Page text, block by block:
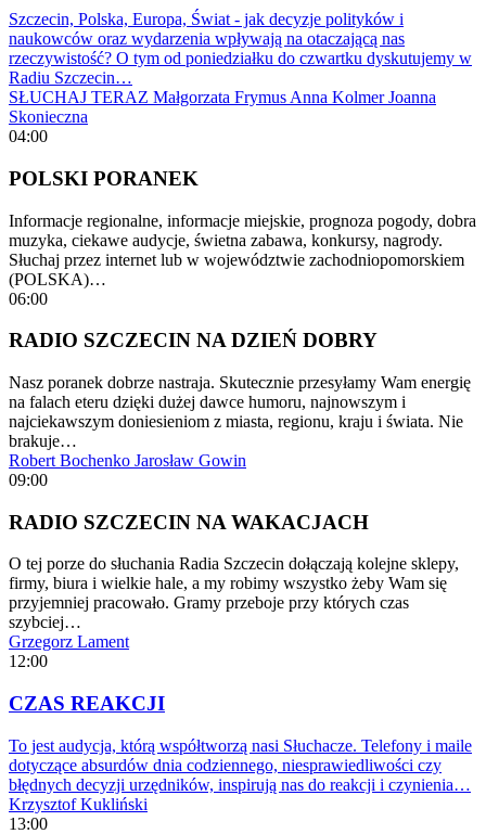
Szczecin, Polska, Europa, Świat - jak decyzje polityków i
naukowców oraz wydarzenia wpływają na otaczającą nas
rzeczywistość? O tym od poniedziałku do czwartku dyskutujemy w
Radiu Szczecin…
SŁUCHAJ TERAZ Małgorzata Frymus Anna Kolmer Joanna
Skonieczna
04:00
POLSKI PORANEK
Informacje regionalne, informacje miejskie, prognoza pogody, dobra
muzyka, ciekawe audycje, świetna zabawa, konkursy, nagrody.
Słuchaj przez internet lub w województwie zachodniopomorskiem
(POLSKA)…
06:00
RADIO SZCZECIN NA DZIEŃ DOBRY
Nasz poranek dobrze nastraja. Skutecznie przesyłamy Wam energię
na falach eteru dzięki dużej dawce humoru, najnowszym i
najciekawszym doniesieniom z miasta, regionu, kraju i świata. Nie
brakuje…
Robert Bochenko Jarosław Gowin
09:00
RADIO SZCZECIN NA WAKACJACH
O tej porze do słuchania Radia Szczecin dołączają kolejne sklepy,
firmy, biura i wielkie hale, a my robimy wszystko żeby Wam się
przyjemniej pracowało. Gramy przeboje przy których czas
szybciej…
Grzegorz Lament
12:00
CZAS REAKCJI
To jest audycja, którą współtworzą nasi Słuchacze. Telefony i maile
dotyczące absurdów dnia codziennego, niesprawiedliwości czy
błędnych decyzji urzędników, inspirują nas do reakcji i czynienia…
Krzysztof Kukliński
13:00